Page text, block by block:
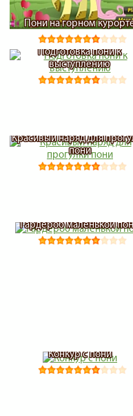
Пони на горном
Подготовка пони к
выступлению
Красивый наряд для
пони
Гардероб маленькой
Конкур с пони